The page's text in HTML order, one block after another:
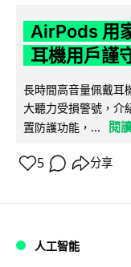
AirPods 用
耳機用戶謹
長時間高音量佩戴耳
大聽力受損警號，介
置防護功能，...
閱
5 分享
人工智能